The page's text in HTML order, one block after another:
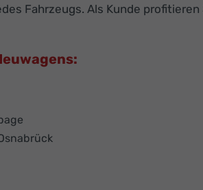
Fahrzeugs. Als Kunde